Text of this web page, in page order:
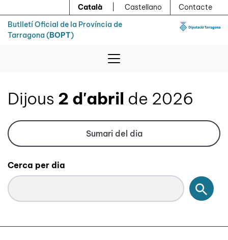
Català Castellano
Contacte
Butlletí Oficial de la Província de
Tarragona (BOPT)
Dijous 2 d'abril de 2026
Sumari del dia
Cerca per dia